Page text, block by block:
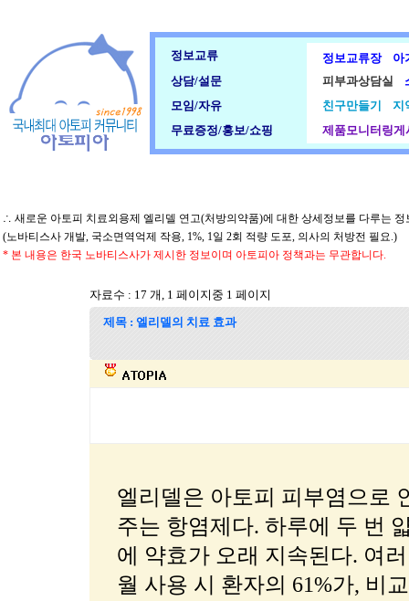
정보교류 정보교류장
아
상담/설문
피부과상담실
모임/자유
친구만들기
지
무료증정/홍보/쇼핑
제품모니터링게
∴ 새로운 아토피 치료외용제 엘리델 연고(처방의약품)에 대한 상세정보를 다루는 정
(노바티스사 개발, 국소면역억제 작용, 1%, 1일 2회 적량 도포, 의사의 처방전 필요.)
* 본 내용은 한국 노바티스사가 제시한 정보이며 아토피아 정책과는 무관합니다.
자료수 : 17 개, 1 페이지중 1 페이지
제목 : 엘리델의 치료 효과
엘리델은 아토피 피부염으로
주는 항염제다. 하루에 두 번
에 약효가 오래 지속된다. 여
월 사용 시 환자의 61%가, 비